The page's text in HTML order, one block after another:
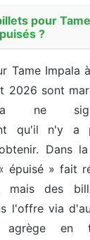
pour
?
Tame Impala
2026 sont
ne
qu'il n'y a
Dans
épuisé » fait
mais des
l'offre via
agrège en